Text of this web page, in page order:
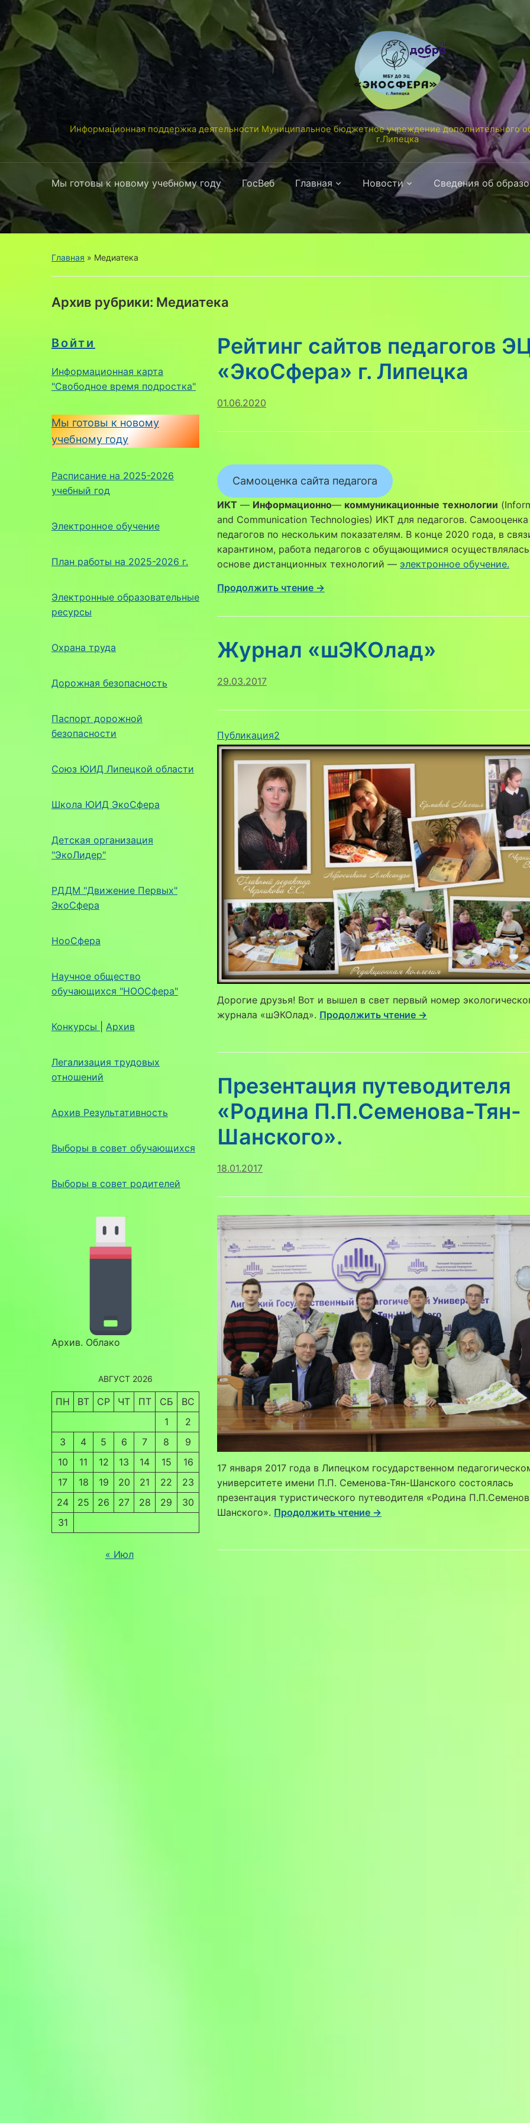
Информационная поддержка деятельности Муниципальное бюджетное учреждение дополнительного
г.Липецка
Мы готовы к новому учебному году ГосВеб Главная Новости Сведения об
Главная » Медиатека
Архив рубрики: Медиатека
Войти
Информационная карта
"Свободное время подростка"
Мы готовы к новому
учебному году
Расписание на 2025-2026
учебный год
Электронное обучение
План работы на 2025-2026 г.
Электронные образовательные
ресурсы
Охрана труда
Дорожная безопасность
Паспорт дорожной
безопасности
Союз ЮИД Липецкой области
Школа ЮИД ЭкоСфера
Детская организация
"ЭкоЛидер"
РДДМ "Движение Первых"
ЭкоСфера
НооСфера
Научное общество
обучающихся "НООСфера"
Конкурсы Архив
Легализация трудовых
отношений
Архив Результативность
Выборы в совет обучающихся
Выборы в совет родителей
Архив. Облако
АВГУСТ 2026
ПН ВТ СР ЧТ ПТ СБ
ВС
1
2
3
4 5 6 7 8
9
10
11 12 13 14 15
16
17
18 19 20 21 22
23
24
25 26 27 28 29
30
31
« Июл
Рейтинг сайтов педагогов
«ЭкоСфера» г. Липецка
01.06.2020
Самооценка сайта педагога
ИКТ — Информационно— коммуникационные технологии
and Communication Technologies) ИКТ для педагогов. Самооценка
педагогов по нескольким показателям. В конце 2020 года, в
карантином, работа педагогов с обущающимися
основе дистанционных технологий — электронное обучение.
Продолжить чтение →
Журнал «шЭКОлад»
29.03.2017
Публикация2
Дорогие друзья! Вот и вышел в свет первый номер
журнала «шЭКОлад». Продолжить чтение →
Презентация путеводителя
«Родина П.П.Семенова-Тян-
Шанского».
18.01.2017
17 января 2017 года в Липецком государственном
университете имени П.П. Семенова-Тян-Шанского состоялась
презентация туристического путеводителя «Родина
Шанского». Продолжить чтение →